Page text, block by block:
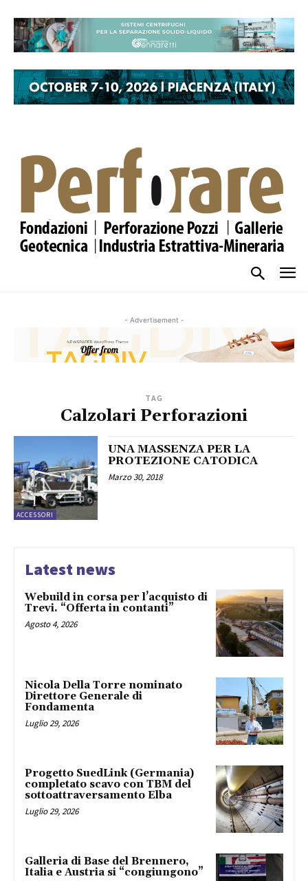
- Advertisement -
TAG
Calzolari Perforazioni
ACCESSORI
UNA MASSENZA PER LA
PROTEZIONE CATODICA
Marzo 30, 2018
Latest news
Webuild in corsa per l’acquisto di
Trevi. “Offerta in contanti”
Agosto 4, 2026
Nicola Della Torre nominato
Direttore Generale di
Fondamenta
Luglio 29, 2026
Progetto SuedLink (Germania)
completato scavo con TBM del
sottoattraversamento Elba
Luglio 29, 2026
Galleria di Base del Brennero,
Italia e Austria si “congiungono”